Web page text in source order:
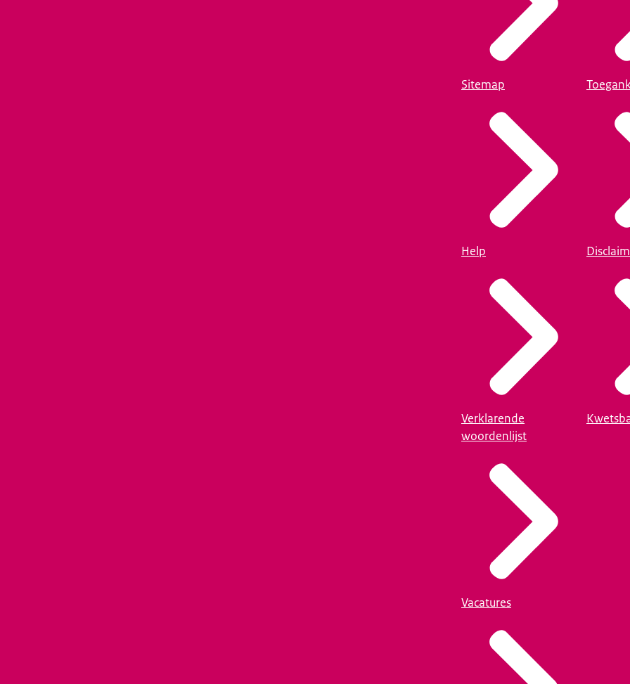
Sitemap
Help
Verklarende
woordenlijst
Vacatures